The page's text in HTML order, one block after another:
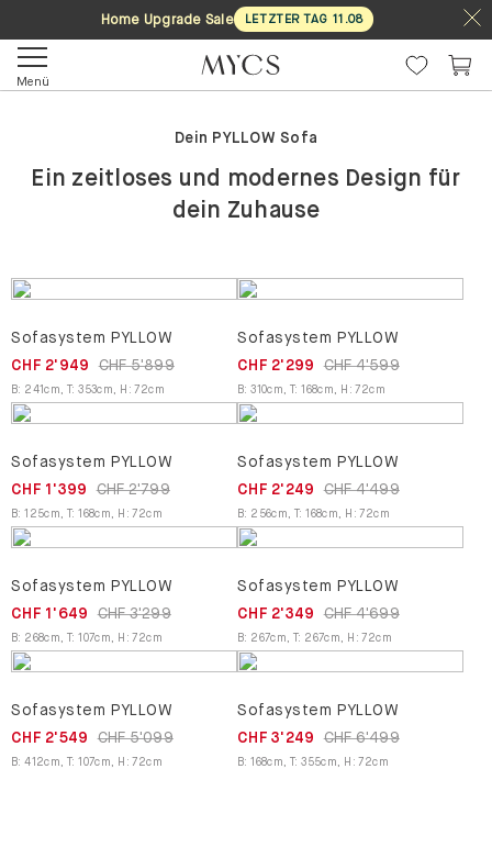
Home Upgrade Sale LETZTER TAG 11 .08
Menü
Dein PYLLOW Sofa
Ein zeitloses und modernes Design für
dein Zuhause
Sofasystem PYLLOW
CHF 5'899
CHF 2'949
B: 241cm ,T:353cm H :72cm
Sofasystem PYLLOW
CHF 4'599
CHF 2'299
B:310cm ,T:168cm H :72cm
Sofasystem PYLLOW
CHF 2'799
CHF 1'399
B:125cm ,T:168cm H :72cm
Sofasystem PYLLOW
CHF 4'499
CHF 2'249
B: 256cm ,T:168cm H :72cm
Sofasystem PYLLOW
CHF 3'299
CHF 1'649
B: 268cm ,T:107cm H :72cm
Sofasystem PYLLOW
CHF 4'699
CHF 2'349
B: 267cm ,T: 267cm H :72cm
Sofasystem PYLLOW
CHF 5'099
CHF 2'549
B:412cm ,T:107cm H :72cm
Sofasystem PYLLOW
CHF 6'499
CHF 3'249
B:168cm ,T:355cm H :72cm